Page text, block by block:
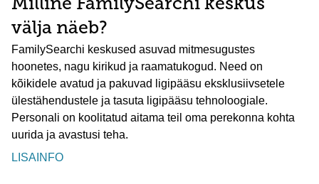
Milline FamilySearchi keskus
välja näeb?
FamilySearchi keskused asuvad mitmesugustes
hoonetes, nagu kirikud ja raamatukogud. Need on
kõikidele avatud ja pakuvad ligipääsu eksklusiivsetele
ülestähendustele ja tasuta ligipääsu tehnoloogiale.
Personali on koolitatud aitama teil oma perekonna kohta
uurida ja avastusi teha.
LISAINFO